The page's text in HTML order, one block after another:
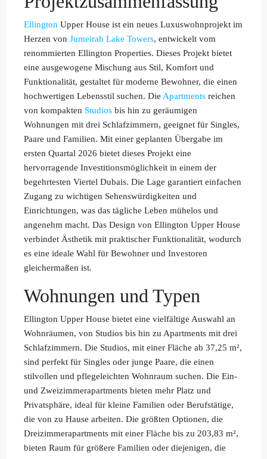
Ellington Upper House ist ein neues Luxuswohnprojekt im
Herzen von Jumeirah Lake Towers, entwickelt vom
renommierten Ellington Properties. Dieses Projekt bietet
eine ausgewogene Mischung aus Stil, Komfort und
Funktionalität, gestaltet für moderne Bewohner, die einen
hochwertigen Lebensstil suchen. Die Apartments reichen
von kompakten Studios bis hin zu geräumigen
Wohnungen mit drei Schlafzimmern, geeignet für Singles,
Paare und Familien. Mit einer geplanten Übergabe im
ersten Quartal 2026 bietet dieses Projekt eine
hervorragende Investitionsmöglichkeit in einem der
begehrtesten Viertel Dubais. Die Lage garantiert einfachen
Zugang zu wichtigen Sehenswürdigkeiten und
Einrichtungen, was das tägliche Leben mühelos und
angenehm macht. Das Design von Ellington Upper House
verbindet Ästhetik mit praktischer Funktionalität, wodurch
es eine ideale Wahl für Bewohner und Investoren
gleichermaßen ist.
Wohnungen und Typen
Ellington Upper House bietet eine vielfältige Auswahl an
Wohnräumen, von Studios bis hin zu Apartments mit drei
Schlafzimmern. Die Studios, mit einer Fläche ab 37,25 m²,
sind perfekt für Singles oder junge Paare, die einen
stilvollen und pflegeleichten Wohnraum suchen. Die Ein-
und Zweizimmerapartments bieten mehr Platz und
Privatsphäre, ideal für kleine Familien oder Berufstätige,
die von zu Hause arbeiten. Die größten Optionen, die
Dreizimmerapartments mit einer Fläche bis zu 203,83 m²,
bieten Raum für größere Familien oder diejenigen, die